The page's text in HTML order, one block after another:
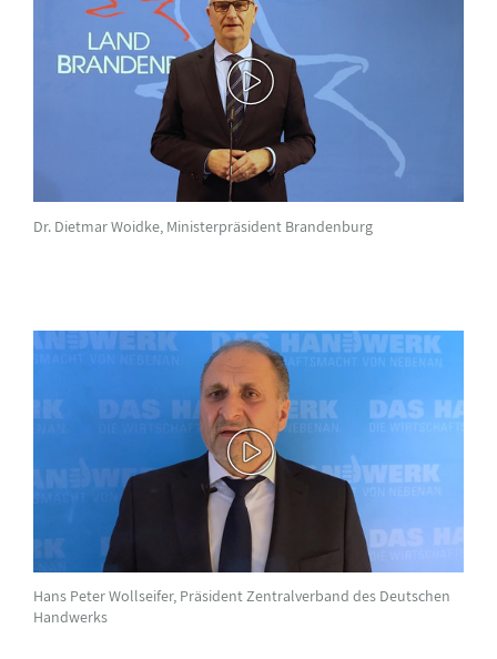
Dr. Dietmar Woidke, Ministerpräsident Brandenburg
Hans Peter Wollseifer, Präsident Zentralverband des Deutschen
Handwerks